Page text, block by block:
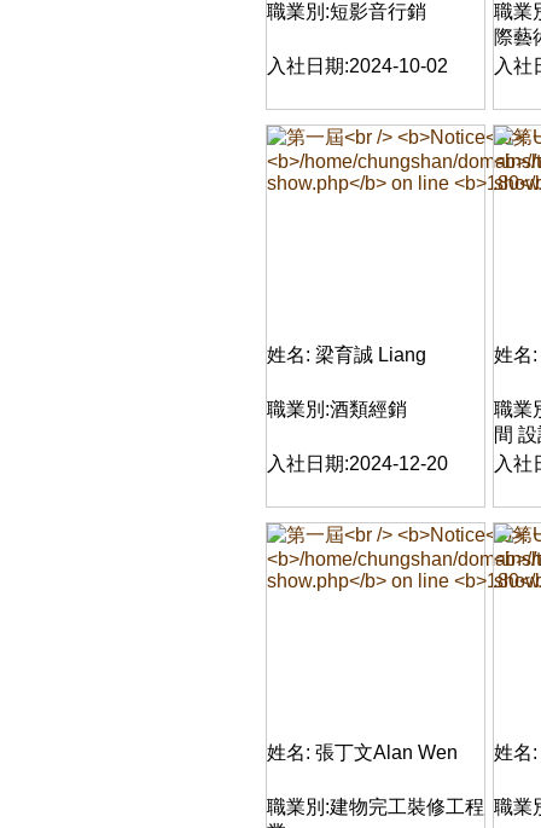
職業別:短影音行銷
入社日期:2024-10-02
職業
際藝
入社
姓名: 梁育誠 Liang
職業別:酒類經銷
入社日期:2024-12-20
姓名
職業
間
入社
姓名: 張丁文Alan Wen
職業別:建物完工裝修工程
姓名
職業